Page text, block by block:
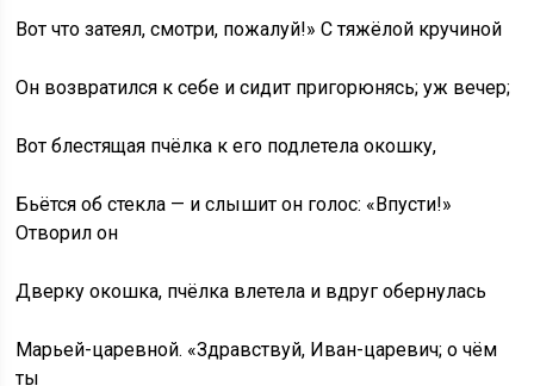
Вот что затеял, смотри, пожалуй!» С тяжёлой кручиной
Он возвратился к себе и сидит пригорюнясь; уж вечер;
Вот блестящая пчёлка к его подлетела окошку,
Бьётся об стекла — и слышит он голос: «Впусти!»
Отворил он
Дверку окошка, пчёлка влетела и вдруг обернулась
Марьей-царевной. «Здравствуй, Иван-царевич; о чём
ты